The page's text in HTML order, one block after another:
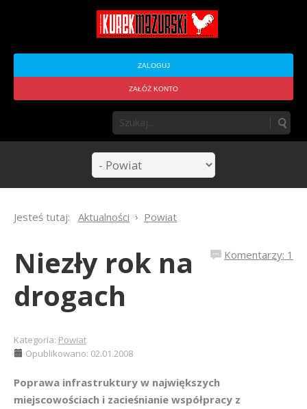
ZALOGUJ
ZAŁÓŻ KONTO
Jesteś tutaj: Aktualności Powiat
Komentarzy: 1
Niezły rok na
drogach
Kategoria: Powiat
Opublikowano: 02.01.2008
Poprawa infrastruktury w największych
miejscowościach i zacieśnianie współpracy z